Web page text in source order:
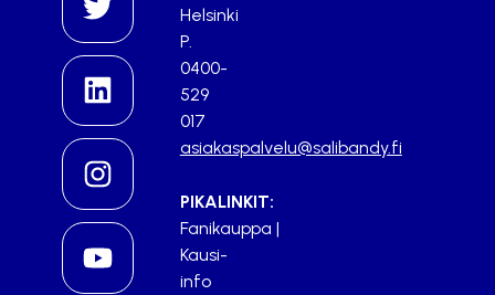
Helsinki
P.
0400-
529
017
asiakaspalvelu@salibandy.fi
PIKALINKIT:
Fanikauppa |
Kausi-
info